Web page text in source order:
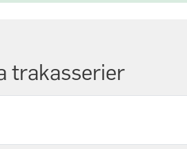
trakasserier